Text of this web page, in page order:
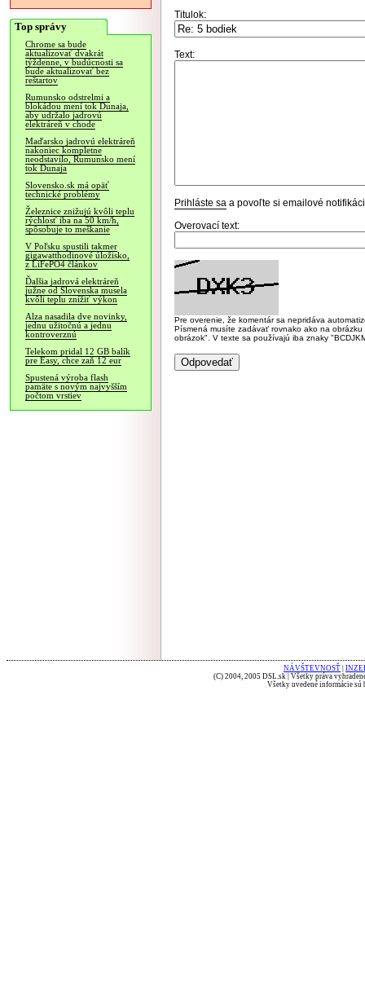
Top správy
Chrome sa bude
aktualizovať dvakrát
týždenne, v budúcnosti sa
bude aktualizovať bez
reštartov
Rumunsko odstrelmi a
blokádou mení tok Dunaja,
aby udržalo jadrovú
elektráreň v chode
Maďarsko jadrovú elektráreň
nakoniec kompletne
neodstavilo, Rumunsko mení
tok Dunaja
Slovensko.sk má opäť
technické problémy
Železnice znižujú kvôli teplu
rýchlosť iba na 50 km/h,
spôsobuje to meškanie
V Poľsku spustili takmer
gigawatthodinové úložisko,
z LiFePO4 článkov
Ďalšia jadrová elektráreň
južne od Slovenska musela
kvôli teplu znížiť výkon
Alza nasadila dve novinky,
jednu užitočnú a jednu
kontroverznú
Telekom pridal 12 GB balík
pre Easy, chce zaň 12 eur
Spustená výroba flash
pamäte s novým najvyšším
počtom vrstiev
Titulok:
Text:
Prihláste sa a povoľte si emailové
Overovací text:
Pre overenie, že komentár sa nepridáva
Písmená musíte zadávať rovnako ako na
obrázok". V texte sa používajú iba znaky
NÁVŠTEVNOSŤ
(C) 2004, 2005 DSL.sk | Všetky práva
Všetky uvedené informácie sú